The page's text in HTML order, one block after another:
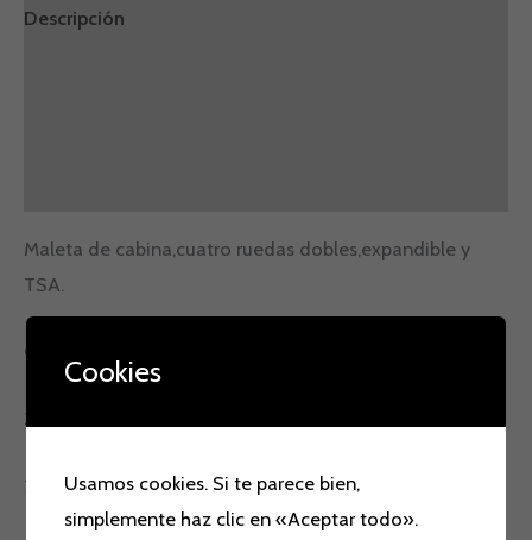
Descripción
Maleta de cabina,cuatro ruedas dobles,expandible y
TSA.
Cargador puerto USB
36.0/42.0 Litros
2.1 Kg
Cookies
Usamos cookies. Si te parece bien,
simplemente haz clic en «Aceptar todo».